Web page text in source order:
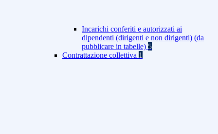
Incarichi conferiti e autorizzati ai
dipendenti (dirigenti e non dirigenti) (da
pubblicare in tabelle) 5
Contrattazione collettiva 1